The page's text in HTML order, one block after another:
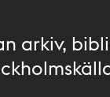
arkiv,